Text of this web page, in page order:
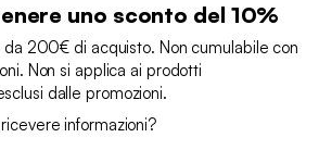
uno sconto del 10%
200€ di acquisto. Non cumulabile con
Non si applica ai prodotti
dalle promozioni.
informazioni?